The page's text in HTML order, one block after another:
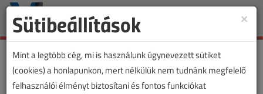
Toggle
×
Sütibeállítások
Mint a legtöbb cég, mi is használunk úgynevezett sütiket
(cookies) a honlapunkon, mert nélkülük nem tudnánk megfelelő
felhasználói élményt biztosítani és fontos funkciókat